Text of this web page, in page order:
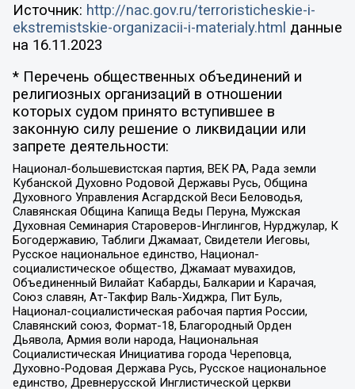
Источник: http://nac.gov.ru/terroristicheskie-i-
ekstremistskie-organizacii-i-materialy.html данные
на 16.11.2023
* Перечень общественных объединений и
религиозных организаций в отношении
которых судом принято вступившее в
законную силу решение о ликвидации или
запрете деятельности:
Национал-большевистская партия, ВЕК РА, Рада земли
Кубанской Духовно Родовой Державы Русь, Община
Духовного Управления Асгардской Веси Беловодья,
Славянская Община Капища Веды Перуна, Мужская
Духовная Семинария Староверов-Инглингов, Нурджулар, К
Богодержавию, Таблиги Джамаат, Свидетели Иеговы,
Русское национальное единство, Национал-
социалистическое общество, Джамаат мувахидов,
Объединенный Вилайат Кабарды, Балкарии и Карачая,
Союз славян, Ат-Такфир Валь-Хиджра, Пит Буль,
Национал-социалистическая рабочая партия России,
Славянский союз, Формат-18, Благородный Орден
Дьявола, Армия воли народа, Национальная
Социалистическая Инициатива города Череповца,
Духовно-Родовая Держава Русь, Русское национальное
единство, Древнерусской Инглистической церкви